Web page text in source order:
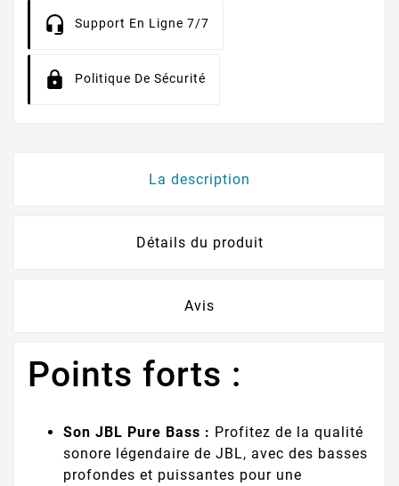
Support En Ligne 7/7
Politique De Sécurité
La description
Détails du produit
Avis
Points forts :
Son JBL Pure Bass : Profitez de la qualité
sonore légendaire de JBL, avec des basses
profondes et puissantes pour une